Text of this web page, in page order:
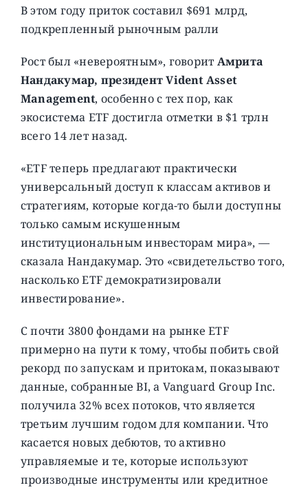
В этом году приток составил $691 млрд,
подкрепленный рыночным ралли
Рост был «невероятным», говорит Амрита
Нандакумар, президент Vident Asset
Management, особенно с тех пор, как
экосистема ETF достигла отметки в $1 трлн
всего 14 лет назад.
«ETF теперь предлагают практически
универсальный доступ к классам активов и
стратегиям, которые когда-то были доступны
только самым искушенным
институциональным инвесторам мира», —
сказала Нандакумар. Это «свидетельство того,
насколько ETF демократизировали
инвестирование».
С почти 3800 фондами на рынке ETF
примерно на пути к тому, чтобы побить свой
рекорд по запускам и притокам, показывают
данные, собранные BI, а Vanguard Group Inc.
получила 32% всех потоков, что является
третьим лучшим годом для компании. Что
касается новых дебютов, то активно
управляемые и те, которые используют
производные инструменты или кредитное